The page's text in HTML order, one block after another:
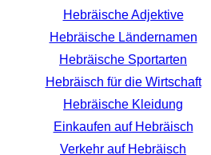
Hebräische Adjektive
Hebräische Ländernamen
Hebräische Sportarten
Hebräisch für die Wirtschaft
Hebräische Kleidung
Einkaufen auf Hebräisch
Verkehr auf Hebräisch